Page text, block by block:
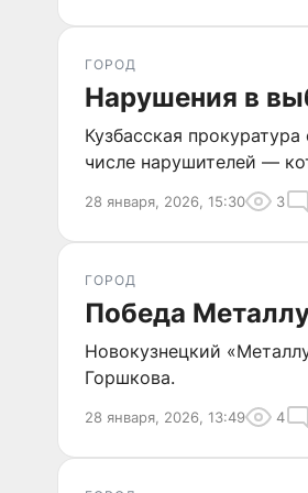
ГОРОД
Нарушения в
Кузбасская
числе нарушителей —
28 января, 2026, 15:30 3
ГОРОД
Победа
Новокузнецкий
Горшкова.
28 января, 2026, 13:49 4